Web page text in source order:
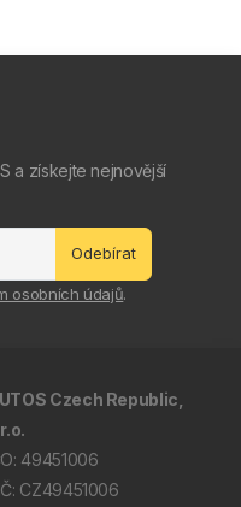
a získejte nejnovější
Odebírat
osobních údajů.
Czech Republic,
49451006
CZ49451006